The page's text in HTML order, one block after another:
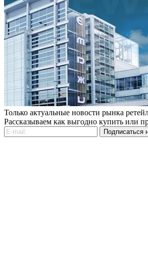
Только актуальные новости рынка
Рассказываем как выгодно купить или